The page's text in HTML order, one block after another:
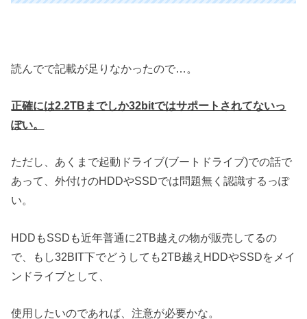
読んでで記載が足りなかったので…。
正確には2.2TBまでしか32bitではサポートされてないっ
ぽい。
ただし、あくまで起動ドライブ(ブートドライブ)での話で
あって、外付けのHDDやSSDでは問題無く認識するっぽ
い。
HDDもSSDも近年普通に2TB越えの物が販売してるの
で、もし32BIT下でどうしても2TB越えHDDやSSDをメイ
ンドライブとして、
使用したいのであれば、注意が必要かな。